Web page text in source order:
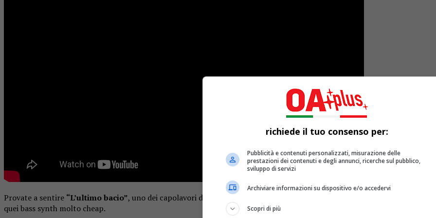
Provate a sentire “L’ultimo bacio”, uno dei capolavori di Carmen Consoli
e provate a
quei bass synth molto cheap.
richiede il tuo consenso per:
Pubblicità e contenuti personalizzati, misurazione delle
prestazioni dei contenuti e degli annunci, ricerche sul pubblico,
sviluppo di servizi
Archiviare informazioni su dispositivo e/o accedervi
Scopri di più